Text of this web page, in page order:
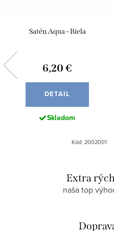
Satén Aqua - Biela
6,20 €
DETAIL
Skladom
Kód: 2002001
Extra
naša top